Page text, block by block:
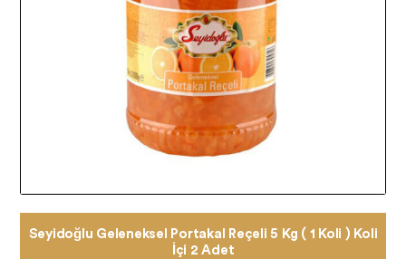
Seyidoğlu Geleneksel Portakal Reçeli 5 Kg ( 1 Koli ) Koli
İçi 2 Adet